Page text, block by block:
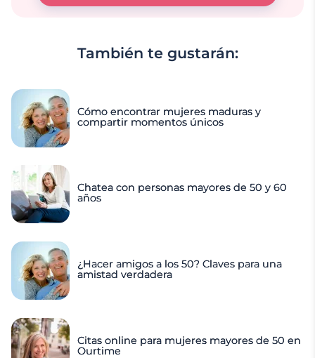
También te gustarán:
Cómo encontrar mujeres maduras y
compartir momentos únicos
Chatea con personas mayores de 50 y 60
años
¿Hacer amigos a los 50? Claves para una
amistad verdadera
Citas online para mujeres mayores de 50 en
Ourtime